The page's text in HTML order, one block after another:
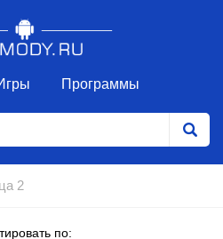
Программы
2
по: